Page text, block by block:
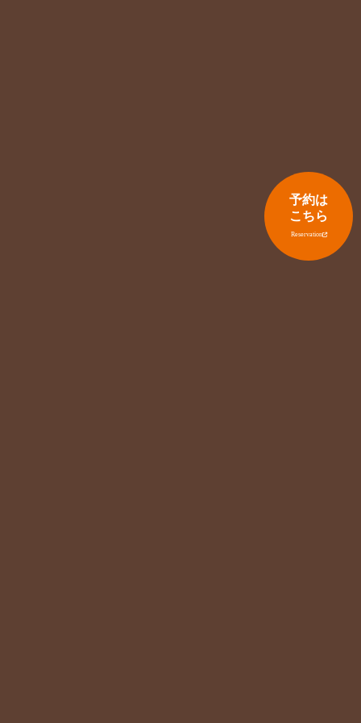
予約は
こちら
Reservation